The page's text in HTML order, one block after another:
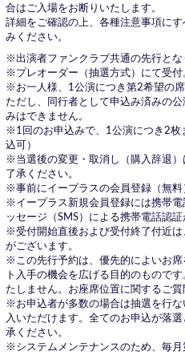
合はご入場をお断りいたします。
詳細をご確認の上、各種注意事項に
みください。
※出演者ファンクラブ共通の先行とな
※プレオーダー（抽選方式）にて受付
※お一人様、1公演につき第2希望の
ただし、同行者として申込み済みの
みはできません。
※1回のお申込みで、1公演につき2枚
込可）
※当選後の変更・取消し（購入辞退
了承ください。
※事前にイープラスの会員登録（無料
※イープラス新規会員登録には携帯
ッセージ（SMS）による携帯電話認証
※受付開始直後および受付終了付近
がございます。
※この先行予約は、優先的によいお
ト入手の機会を広げる目的のもので
たしません。お座席位置に関するご質
※お申込者が多数の場合は抽選を行
入いただけます。全てのお申込が落
承ください。
※システムメンテナンスのため、毎